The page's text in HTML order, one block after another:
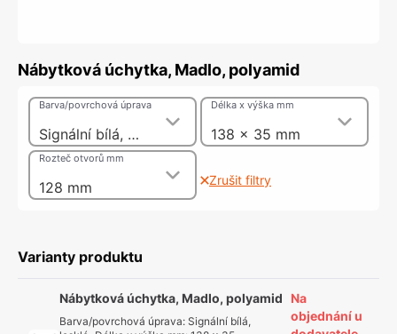
Nábytková úchytka, Madlo, polyamid
Signální bílá, lesklé
Barva/povrchová úprava
138 x 35 mm
Délka x výška mm
128 mm
Rozteč otvorů mm
Zrušit filtry
Varianty produktu
Nábytková úchytka, Madlo, polyamid
Barva/povrchová úprava: Signální bílá,
Na
objednání u